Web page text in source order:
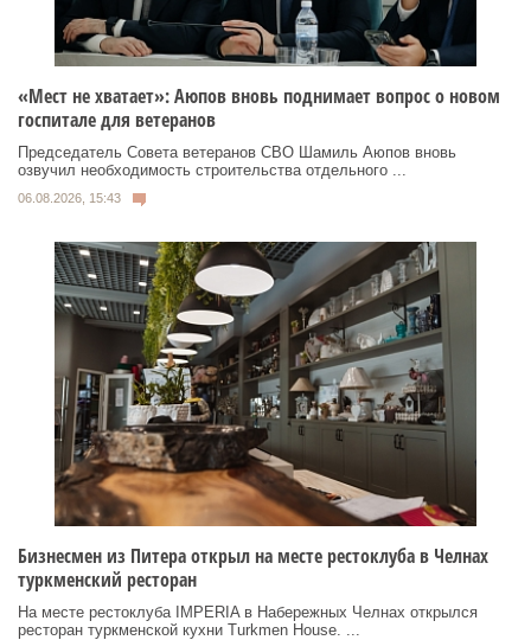
«Мест не хватает»: Аюпов вновь поднимает вопрос о новом
госпитале для ветеранов
Председатель Совета ветеранов СВО Шамиль Аюпов вновь
озвучил необходимость строительства отдельного ...
06.08.2026, 15:43
Бизнесмен из Питера открыл на месте рестоклуба в Челнах
туркменский ресторан
На месте рестоклуба IMPERIA в Набережных Челнах открылся
ресторан туркменской кухни Turkmen House. ...